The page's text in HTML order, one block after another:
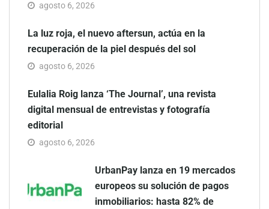
agosto 6, 2026
La luz roja, el nuevo aftersun, actúa en la
recuperación de la piel después del sol
agosto 6, 2026
Eulalia Roig lanza ‘The Journal’, una revista
digital mensual de entrevistas y fotografía
editorial
agosto 6, 2026
UrbanPay lanza en 19 mercados
europeos su solución de pagos
inmobiliarios: hasta 82% de